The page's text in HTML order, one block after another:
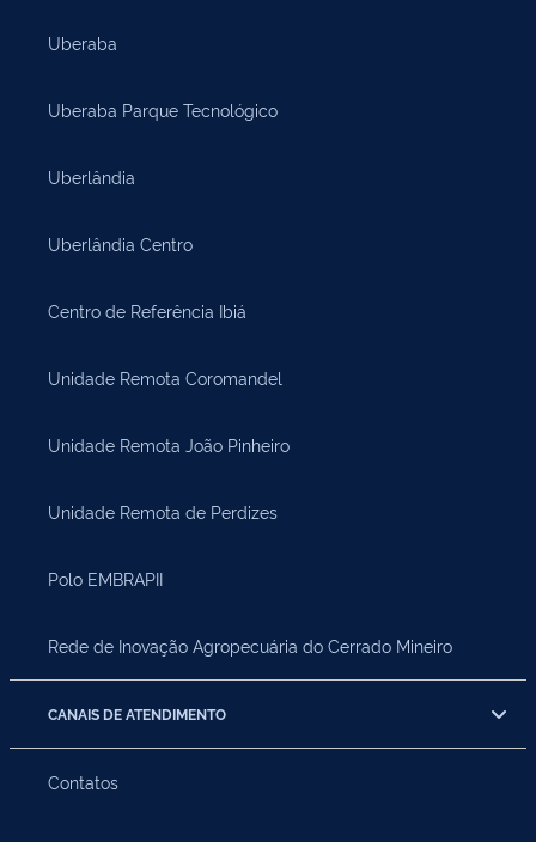
Uberaba
Uberaba Parque Tecnológico
Uberlândia
Uberlândia Centro
Centro de Referência Ibiá
Unidade Remota Coromandel
Unidade Remota João Pinheiro
Unidade Remota de Perdizes
Polo EMBRAPII
Rede de Inovação Agropecuária do Cerrado Mineiro
CANAIS DE ATENDIMENTO
Contatos